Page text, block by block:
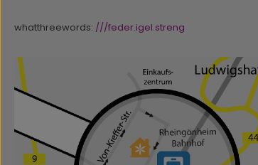
whatthreewords: ///feder.igel.streng